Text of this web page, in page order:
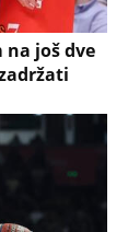
još dve